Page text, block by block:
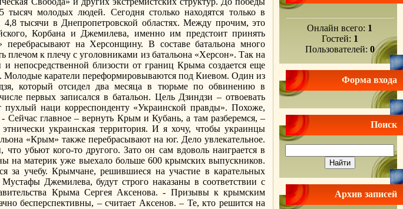
молодых людей. Сегодня столько находятся только в
тысячи в Днепропетровской областях. Между прочим, это
Корбана и Джемилева, именно им предстоит принять
на Херсонщину. В составе батальона много
плечом к плечу с уголовниками из батальона «Херсон». Так на
непосредственной близости от границ Крыма создается еще
каратели переформировываются под Киевом. Один из
который отсидел два месяца в тюрьме по обвинению в
первых записался в батальон. Цель Дзиндзи – отвоевать
наци корреспонденту «Украинской правды». Похоже,
главное – вернуть Крым и Кубань, а там разберемся, –
украинская территория. И я хочу, чтобы украинцы
«Крым» также перебрасывают на юг. Дело увлекательное.
убьют кого-то другого. Зато он сам вдоволь наиграется в
на материк уже выехало больше 600 крымских выпускников.
за учебу. Крымчане, решившиеся на участие в карательных
Джемилева, будут строго наказаны в соответствии с
Крыма Сергея Аксенова. - Призывы к крымским
бесперспективны, – считает Аксенов. – Те, кто решится на
Онлайн всего: 1
Гостей: 1
Пользователей: 0
Форма входа
Поиск
Архив записей